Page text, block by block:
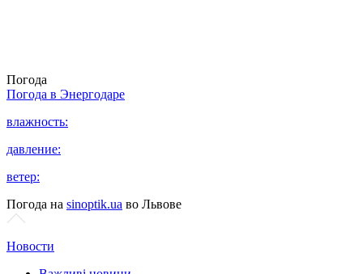
Погода
Погода в Энергодаре
влажность:
давление:
ветер:
Погода на sinoptik.ua во Львове
Новости